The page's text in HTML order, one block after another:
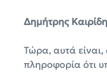
Δημήτρης
Τώρα, αυτά
πληροφορία ότι